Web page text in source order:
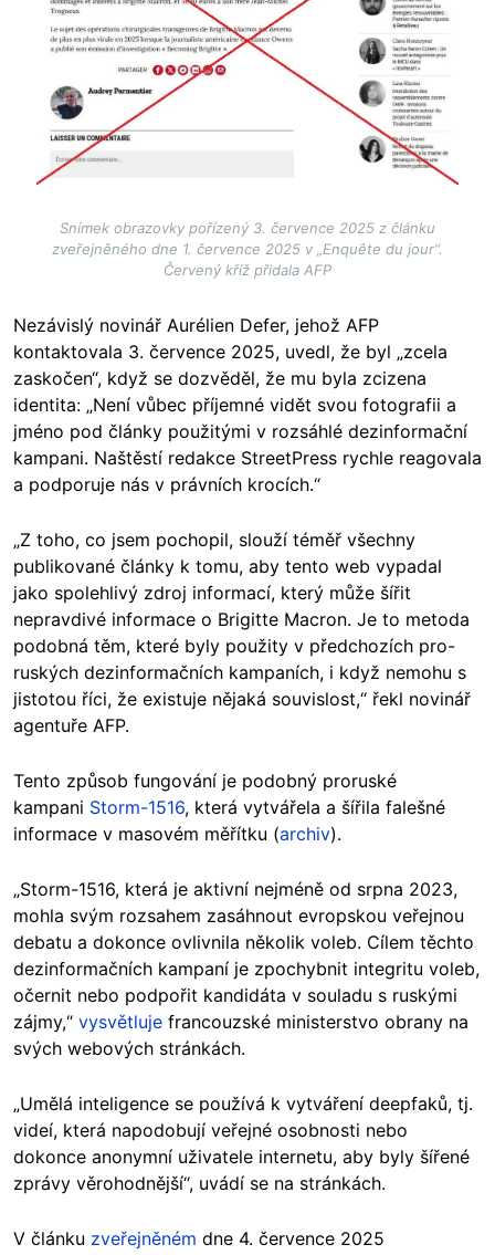
Snímek obrazovky pořízený 3. července 2025 z článku
zveřejněného dne 1. července 2025 v „Enquête du jour“.
Červený kříž přidala AFP
Nezávislý novinář Aurélien Defer, jehož AFP
kontaktovala 3. července 2025, uvedl, že byl „zcela
zaskočen“, když se dozvěděl, že mu byla zcizena
identita: „Není vůbec příjemné vidět svou fotografii a
jméno pod články použitými v rozsáhlé dezinformační
kampani. Naštěstí redakce StreetPress rychle reagovala
a podporuje nás v právních krocích.“
„Z toho, co jsem pochopil, slouží téměř všechny
publikované články k tomu, aby tento web vypadal
jako spolehlivý zdroj informací, který může šířit
nepravdivé informace o Brigitte Macron. Je to metoda
podobná těm, které byly použity v předchozích pro-
ruských dezinformačních kampaních, i když nemohu s
jistotou říci, že existuje nějaká souvislost,“ řekl novinář
agentuře AFP.
Tento způsob fungování je podobný proruské
kampani Storm-1516, která vytvářela a šířila falešné
informace v masovém měřítku (archiv).
„Storm-1516, která je aktivní nejméně od srpna 2023,
mohla svým rozsahem zasáhnout evropskou veřejnou
debatu a dokonce ovlivnila několik voleb. Cílem těchto
dezinformačních kampaní je zpochybnit integritu voleb,
očernit nebo podpořit kandidáta v souladu s ruskými
zájmy,“ vysvětluje francouzské ministerstvo obrany na
svých webových stránkách.
„Umělá inteligence se používá k vytváření deepfaků, tj.
videí, která napodobují veřejné osobnosti nebo
dokonce anonymní uživatele internetu, aby byly šířené
zprávy věrohodnější“, uvádí se na stránkách.
V článku zveřejněném dne 4. července 2025